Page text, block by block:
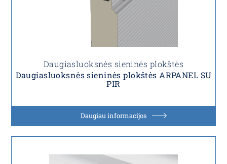
Daugiasluoksnės sieninės plokštės
Daugiasluoksnės sieninės plokštės ARPANEL SU
PIR
Daugiau informacijos